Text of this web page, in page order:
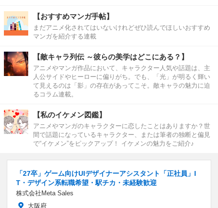
【おすすめマンガ手帖】
まだアニメ化されてはいないけれどぜひ読んでほしいおすすめ
マンガを紹介する連載
【敵キャラ列伝 ～彼らの美学はどこにある？】
アニメやマンガ作品において、キャラクター人気や話題は、主
人公サイドやヒーローに偏りがち。でも、「光」が明るく輝い
て見えるのは「影」の存在があってこそ。敵キャラの魅力に迫
るコラム連載。
【私のイケメン図鑑】
アニメやマンガのキャラクターに恋したことはありますか？世
間で話題になっているキャラクター、または筆者の独断と偏見
で“イケメン”をピックアップ！ イケメンの魅力をご紹介♪
「27卒」ゲーム向けUIデザイナーアシスタント「正社員」I
T・デザイン系転職希望・駅チカ・未経験歓迎
株式会社Meta Sales
大阪府